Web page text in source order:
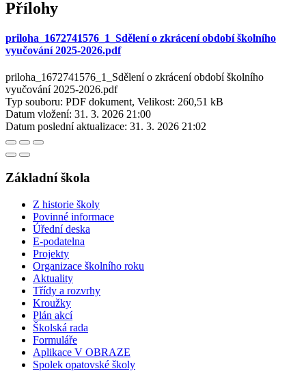
Přílohy
priloha_1672741576_1_Sdělení o zkrácení období školního
vyučování 2025-2026.pdf
priloha_1672741576_1_Sdělení o zkrácení období školního
vyučování 2025-2026.pdf
Typ souboru: PDF dokument, Velikost: 260,51 kB
Datum vložení: 31. 3. 2026 21:00
Datum poslední aktualizace: 31. 3. 2026 21:02
Základní škola
Z historie školy
Povinné informace
Úřední deska
E-podatelna
Projekty
Organizace školního roku
Aktuality
Třídy a rozvrhy
Kroužky
Plán akcí
Školská rada
Formuláře
Aplikace V OBRAZE
Spolek opatovské školy